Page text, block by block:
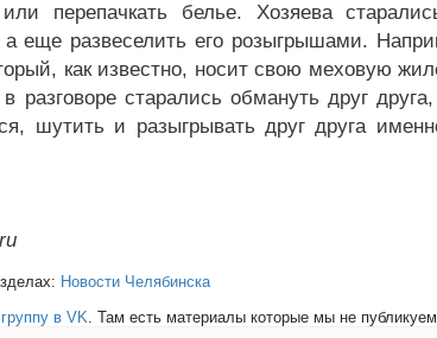
перепачкать белье. Хозяева
еще развеселить его розыгрышами.
как известно, носит свою меховую
разговоре старались обмануть друг
шутить и разыгрывать друг друга
Новости Челябинска
группу в VK. Там есть материалы которые мы не